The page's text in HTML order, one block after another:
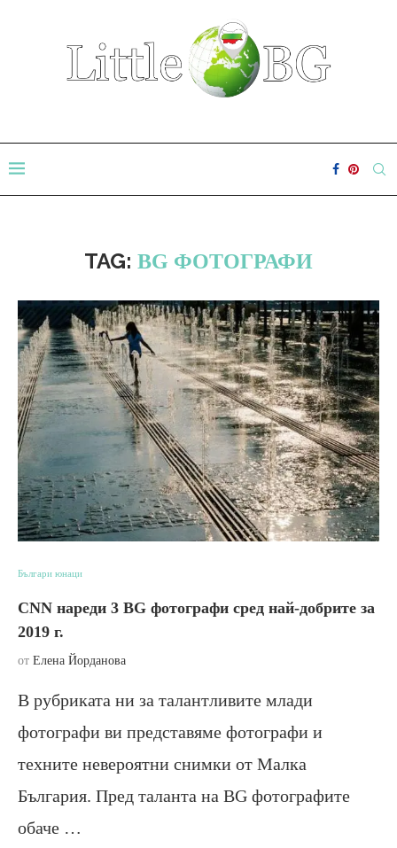
TAG: BG ФОТОГРАФИ
Българи юнаци
CNN нареди 3 BG фотографи сред най-добрите за
2019 г.
от Елена Йорданова
В рубриката ни за талантливите млади
фотографи ви представяме фотографи и
техните невероятни снимки от Малка
България. Пред таланта на BG фотографите
обаче …